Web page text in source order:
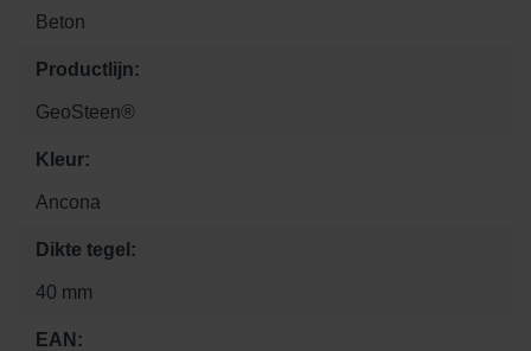
Beton
Productlijn:
GeoSteen®
Kleur:
Ancona
Dikte tegel:
40 mm
EAN: